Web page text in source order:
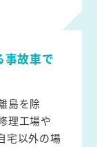
事故車で
島を除
理工場や
宅以外の場